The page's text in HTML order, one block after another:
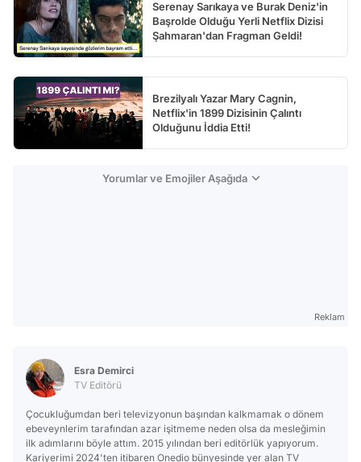
Serenay Sarıkaya ve Burak Deniz'in
Başrolde Olduğu Yerli Netflix Dizisi
Şahmaran'dan Fragman Geldi!
Brezilyalı Yazar Mary Cagnin,
Netflix'in 1899 Dizisinin Çalıntı
Olduğunu İddia Etti!
Yorumlar ve Emojiler Aşağıda
Reklam
Esra Demirci
TV Editörü
Çocukluğumdan beri televizyonun başından kalkmamak o dönem
ebeveynlerim tarafından azar işitmeme neden olsa da mesleğimin
ilk adımlarını böyle attım. 2015 yılından beri editörlük yapıyorum.
Kariyerimi 2024'ten itibaren Onedio bünyesinde yer alan TV